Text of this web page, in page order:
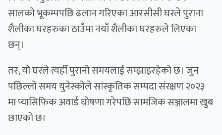
सालको भूकम्पपछि ढलान गरिएका आरसीसी घरले पुराना
शैलीका घरहरुका ठाउँमा नयाँ शैलीका घरहरुले लिएका
छन्।
तर, यो घरले त्यहीँ पुरानो समयलाई सम्झाइरहेको छ। जुन
पछिल्लो समय युनेस्कोले सांस्कृतिक सम्पदा संरक्षण २०२३
मा प्यासिफिक अवार्ड घोषणा गरेपछि सामजिक सञ्जालमा खुब
छाएको छ।